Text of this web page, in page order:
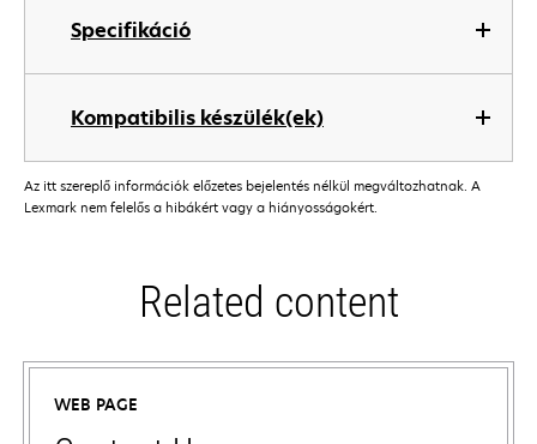
Specifikáció
Kompatibilis készülék(ek)
Az itt szereplő információk előzetes bejelentés nélkül megváltozhatnak. A
Lexmark nem felelős a hibákért vagy a hiányosságokért.
Related content
WEB PAGE